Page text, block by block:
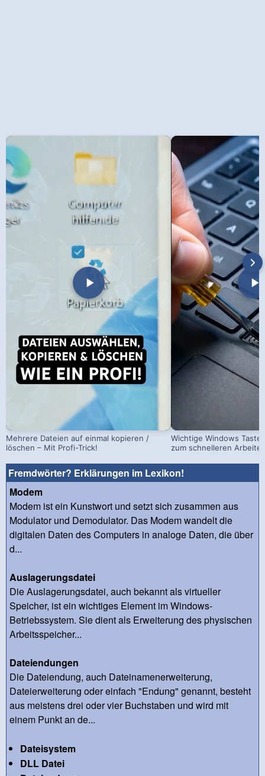
Mehrere Dateien auf einmal kopieren /
löschen – Mit Profi-Trick!
Wichtige Windows
zum schnelleren
Fremdwörter? Erklärungen im Lexikon!
Modem
Modem ist ein Kunstwort und setzt sich zusammen aus
Modulator und Demodulator. Das Modem wandelt die
digitalen Daten des Computers in analoge Daten, die über
d...
Auslagerungsdatei
Die Auslagerungsdatei, auch bekannt als virtueller
Speicher, ist ein wichtiges Element im Windows-
Betriebssystem. Sie dient als Erweiterung des physischen
Arbeitsspeicher...
Dateiendungen
Die Dateiendung, auch Dateinamenerweiterung,
Dateierweiterung oder einfach "Endung" genannt, besteht
aus meistens drei oder vier Buchstaben und wird mit
einem Punkt an de...
Dateisystem
DLL Datei